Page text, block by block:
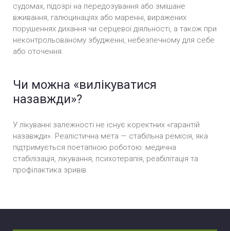
судомах, підозрі на передозування або змішане
вживання, галюцинаціях або маренні, виражених
порушеннях дихання чи серцевої діяльності, а також при
неконтрольованому збудженні, небезпечному для себе
або оточення.
Чи можна «вилікуватися
назавжди»?
У лікуванні залежності не існує коректних «гарантій
назавжди». Реалістична мета — стабільна ремісія, яка
підтримується поетапною роботою: медична
стабілізація, лікування, психотерапія, реабілітація та
профілактика зривів.